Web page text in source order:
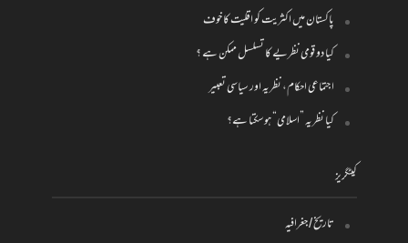
پاکستان میں اکثریت کو اقلیت کا خوف
کیا دو قومی نظریے کا تسلسل ممکن ہے ؟
اجتماعی احکام، نظریہ اور سیاسی تعبیر
کیا نظریہ ”اسلامی“ ہو سکتا ہے؟
کیٹگریز
تاریخ / جغرافیہ